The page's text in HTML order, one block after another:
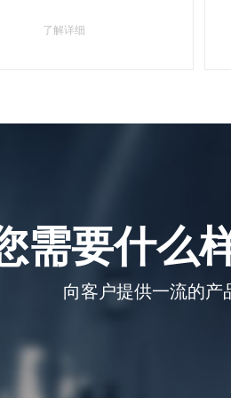
了解详细
需要什么
向客户提供一流的产